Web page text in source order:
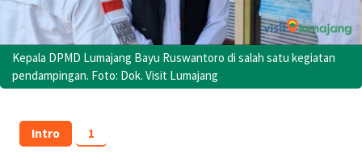
Kepala DPMD Lumajang Bayu Ruswantoro di salah satu kegiatan
pendampingan. Foto: Dok. Visit Lumajang
Intro 1